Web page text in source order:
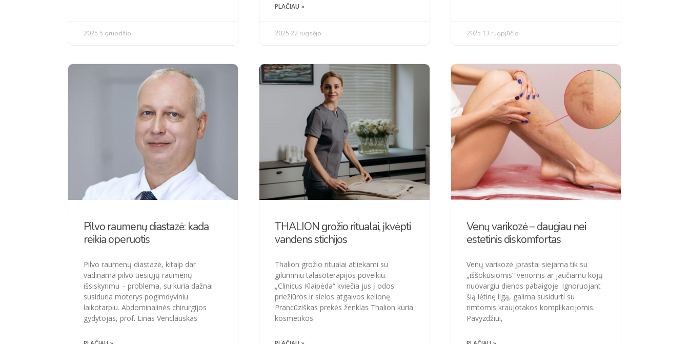
2025 5 gruodžio
PLAČIAU »
2025 22 rugsėjo 2025 13 rugpjūčio
Pilvo raumenų diastazė: kada
reikia operuotis
Pilvo raumenų diastazė, kitaip dar
vadinama pilvo tiesiųjų raumenų
išsiskyrimu – problema, su kuria dažnai
susiduria moterys pogimdyviniu
laikotarpiu. Abdominalinės chirurgijos
gydytojas, prof. Linas Venclauskas
THALION grožio ritualai, įkvėpti
vandens stichijos
Thalion grožio ritualai atliekami su
giluminiu talasoterapijos poveikiu.
„Clinicus Klaipėda“ kviečia jus į odos
priežiūros ir sielos atgaivos kelionę.
Prancūziškas prekės ženklas Thalion kuria
kosmetikos
Venų varikozė – daugiau nei
estetinis diskomfortas
Venų varikozė įprastai siejama tik su
„iššokusiomis“ venomis ar jaučiamu kojų
nuovargiu dienos pabaigoje. Ignoruojant
šią lėtinę ligą, galima susidurti su
rimtomis kraujotakos komplikacijomis.
Pavyzdžiui,